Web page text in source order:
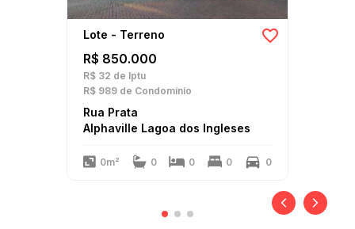
Lote - Terreno
R$ 850.000
R$ 32 de Iptu
R$ 989 de Condomínio
Rua Prata
Alphaville Lagoa dos Ingleses
0m² 0 0 0 0